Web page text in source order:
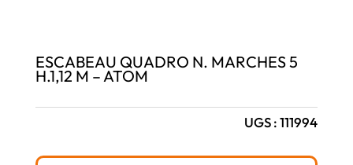
ESCABEAU QUADRO N. MARCHES 5
H.1,12 M – ATOM
UGS :111994